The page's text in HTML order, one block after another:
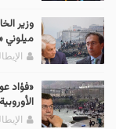
وزير
ميلوني
«فؤاد